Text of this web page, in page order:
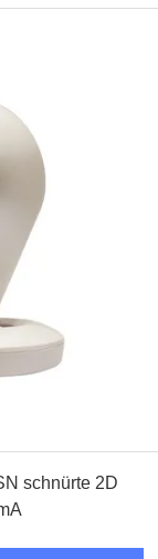
schnürte 2D